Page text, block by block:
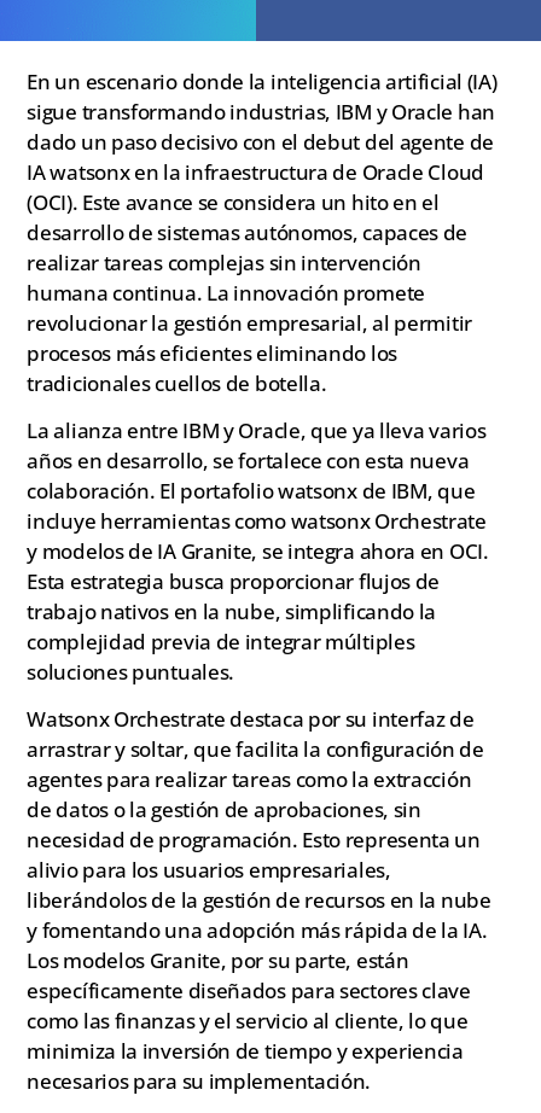
En un escenario donde la inteligencia artificial (IA)
sigue transformando industrias, IBM y Oracle han
dado un paso decisivo con el debut del agente de
IA watsonx en la infraestructura de Oracle Cloud
(OCI). Este avance se considera un hito en el
desarrollo de sistemas autónomos, capaces de
realizar tareas complejas sin intervención
humana continua. La innovación promete
revolucionar la gestión empresarial, al permitir
procesos más eficientes eliminando los
tradicionales cuellos de botella.
La alianza entre IBM y Oracle, que ya lleva varios
años en desarrollo, se fortalece con esta nueva
colaboración. El portafolio watsonx de IBM, que
incluye herramientas como watsonx Orchestrate
y modelos de IA Granite, se integra ahora en OCI.
Esta estrategia busca proporcionar flujos de
trabajo nativos en la nube, simplificando la
complejidad previa de integrar múltiples
soluciones puntuales.
Watsonx Orchestrate destaca por su interfaz de
arrastrar y soltar, que facilita la configuración de
agentes para realizar tareas como la extracción
de datos o la gestión de aprobaciones, sin
necesidad de programación. Esto representa un
alivio para los usuarios empresariales,
liberándolos de la gestión de recursos en la nube
y fomentando una adopción más rápida de la IA.
Los modelos Granite, por su parte, están
específicamente diseñados para sectores clave
como las finanzas y el servicio al cliente, lo que
minimiza la inversión de tiempo y experiencia
necesarios para su implementación.